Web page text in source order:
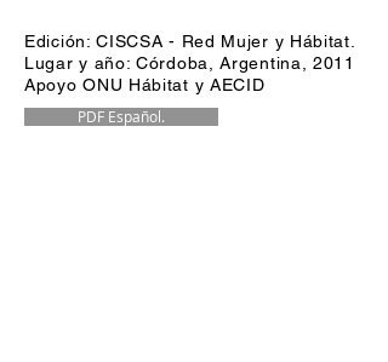
Edición: CISCSA - Red Mujer y Hábitat.
Lugar y año: Córdoba, Argentina, 2011
Apoyo ONU Hábitat y AECID
PDF Español.